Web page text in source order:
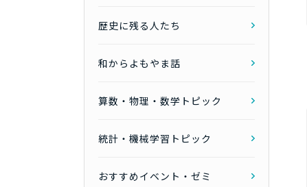
歴史に残る人たち
和からよもやま話
算数・物理・数学トピック
統計・機械学習トピック
おすすめイベント・ゼミ